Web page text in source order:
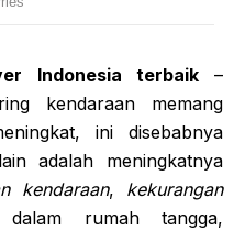
Indonesia terbaik–
kendaraan memang
ini disebabnya
adalah meningkatnya
kendaraan, kekurangan
rumah tangga,